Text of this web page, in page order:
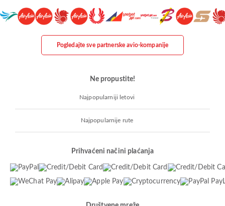
Pogledajte sve partnerske avio-kompanije
Ne propustite!
Najpopularniji letovi
Najpopularnije rute
Prihvaćeni načini plaćanja